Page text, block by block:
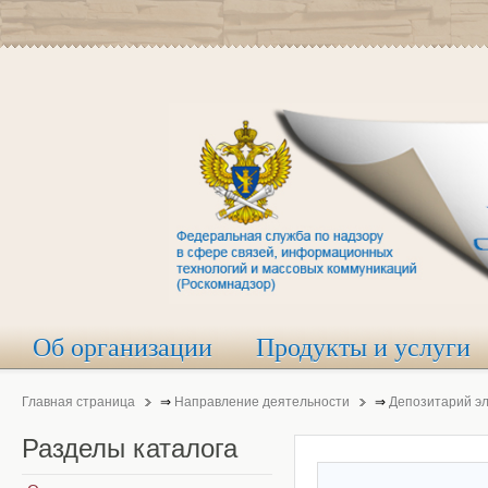
Об организации Продукты и услуги
Главная страница ⇒ Направление деятельности ⇒ Депозитарий
Разделы каталога